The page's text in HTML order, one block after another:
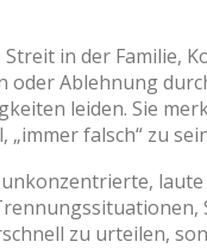
in der Familie,
Ablehnung
leiden. Sie
falsch“ zu
zu urteilen,